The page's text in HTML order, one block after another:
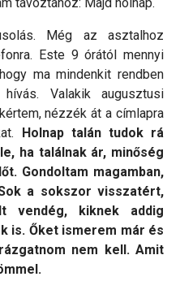
Még az asztalhoz
Este 9 órától mennyi
ma mindenkit rendben
Valakik augusztusi
nézzék át a címlapra
Holnap talán tudok rá
ha találnak ár, minőség
Gondoltam magamban,
a sokszor visszatért,
vendég, kiknek addig
is. Őket ismerem már és
nem kell. Amit